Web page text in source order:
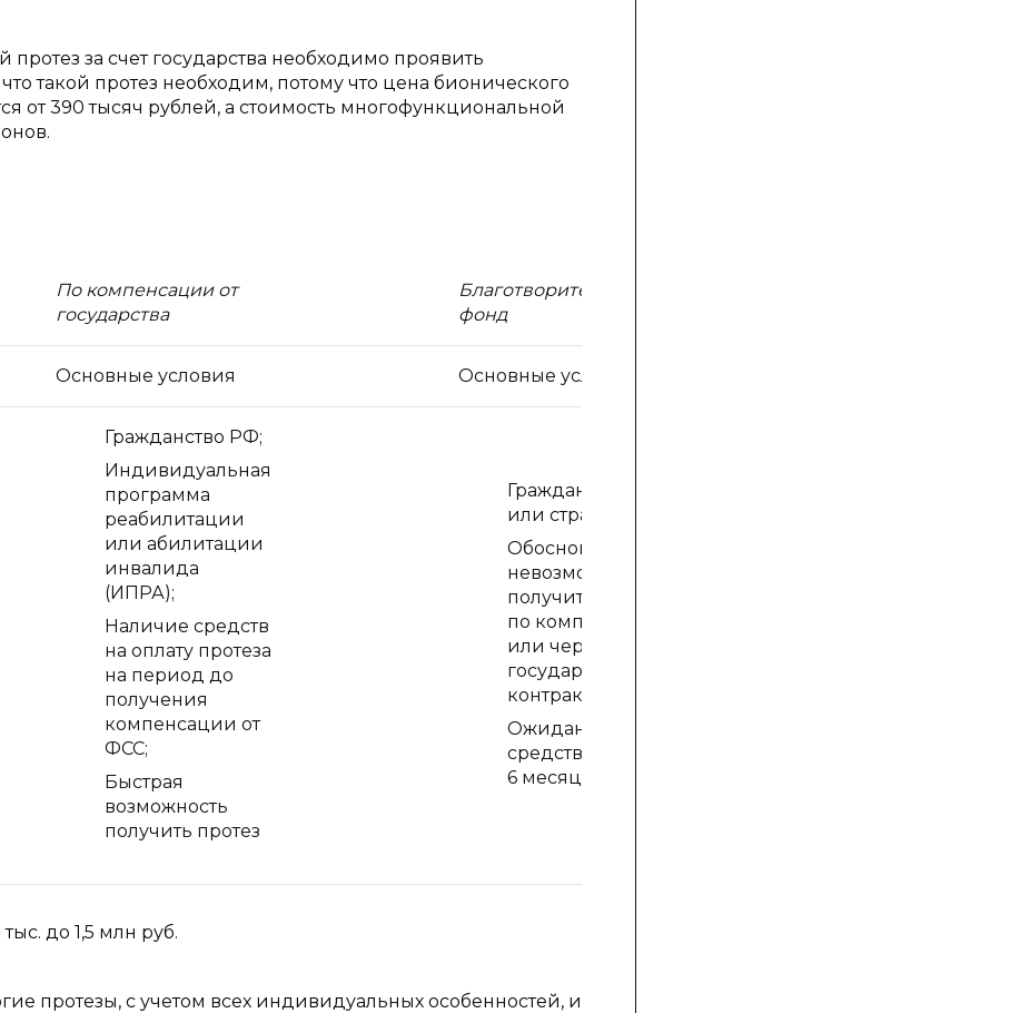
за счет государства необходимо проявить
такой протез необходим, потому что цена бионического
от 390 тысяч рублей, а стоимость многофункциональной
По компенсации от
государства
Благотворительный
фонд
Основные условия Основные условия
Гражданство РФ;
Индивидуальная
программа
реабилитации
или абилитации
инвалида
(ИПРА);
Наличие средств
на оплату протеза
на период до
получения
компенсации от
ФСС;
Быстрая
возможность
получить протез
Гражданство РФ
или стран СНГ;
Обоснование
невозможности
получить протез
по компенсации
или через
государственный
контракт;
Ожидание сбора
средств от 2-х до
6 месяцев
до 1,5 млн руб.
протезы, с учетом всех индивидуальных особенностей, и